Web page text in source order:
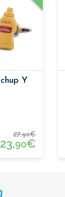
Y
27,90€
23,90€